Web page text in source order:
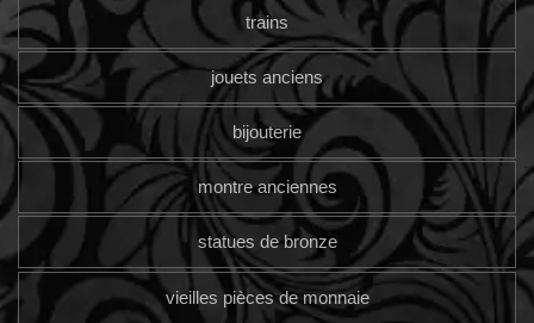
trains
jouets anciens
bijouterie
montre anciennes
statues de bronze
vieilles pièces de monnaie